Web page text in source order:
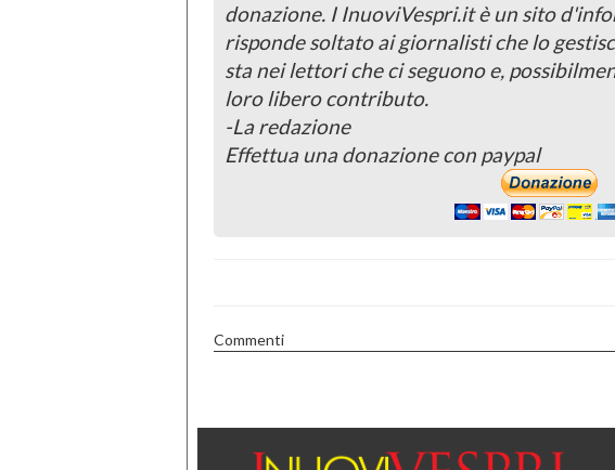
donazione. I InuoviVespri.it è un sito
risponde soltato ai giornalisti che lo
sta nei lettori che ci seguono e,
loro libero contributo.
-La redazione
Effettua una donazione con paypal
Commenti